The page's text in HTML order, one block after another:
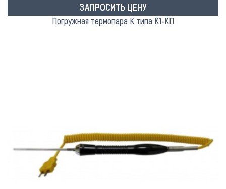
ЗАПРОСИТЬ ЦЕНУ
Погружная термопара K типа К1-КП